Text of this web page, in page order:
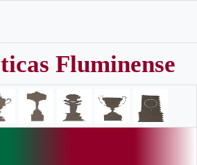
Fluminense